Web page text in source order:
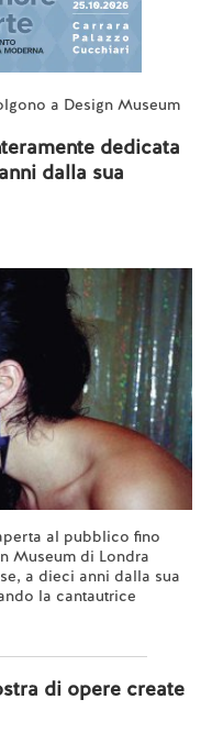
a Design Museum
dedicata
dalla sua
al pubblico fino
Museum di Londra
a dieci anni dalla sua
la cantautrice
di opere create